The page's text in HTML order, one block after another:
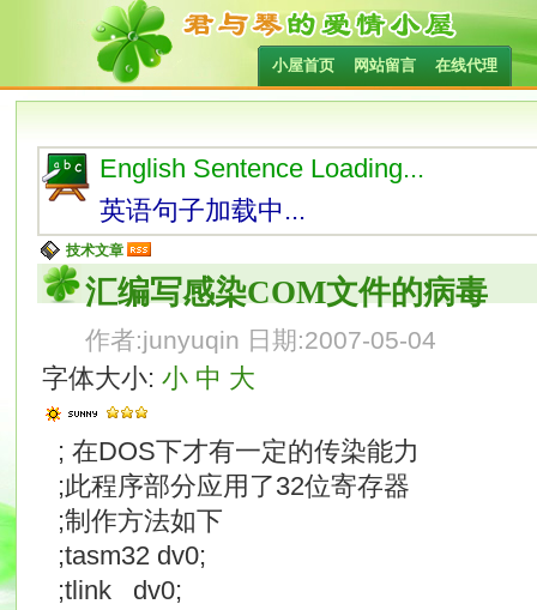
小屋首页 网站留言 在线代理
English Sentence Loading...
英语句子加载中...
技术文章
汇编写感染COM文件的病毒
作者:junyuqin 日期:2007-05-04
字体大小: 小 中 大
; 在DOS下才有一定的传染能力
;此程序部分应用了32位寄存器
;制作方法如下
;tasm32 dv0;
;tlink dv0;